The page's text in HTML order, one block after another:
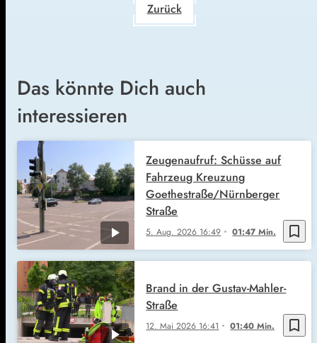
Zurück
Das könnte Dich auch
interessieren
bookmark_border
5. Aug. 2026 16:49 01:47 Min.
Zeugenaufruf: Schüsse auf
Fahrzeug Kreuzung
Goethestraße/Nürnberger
Straße
bookmark_border
12. Mai 2026 16:41 01:40 Min.
Brand in der Gustav-Mahler-
Straße